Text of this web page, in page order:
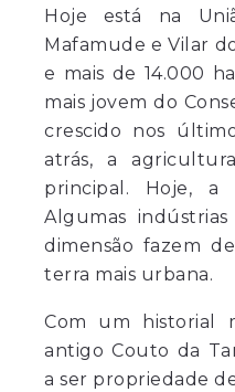
Hoje está na
Mafamude e Vilar
e mais de 14.000
mais jovem do
crescido nos
atrás, a
principal. Hoje, a
Algumas
dimensão fazem
terra mais urbana.
Com um historial
antigo Couto da
a ser propriedade